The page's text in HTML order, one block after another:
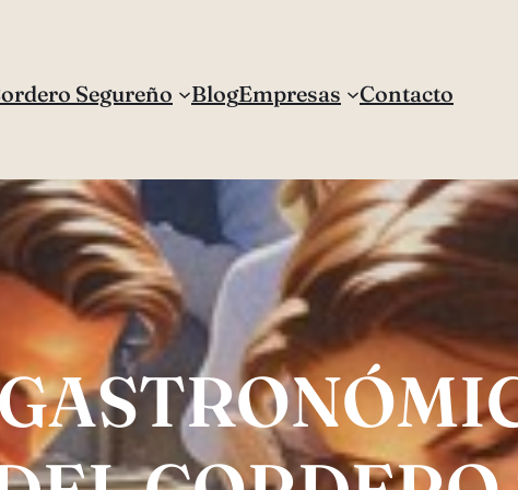
Segureño BlogEmpresas Contacto